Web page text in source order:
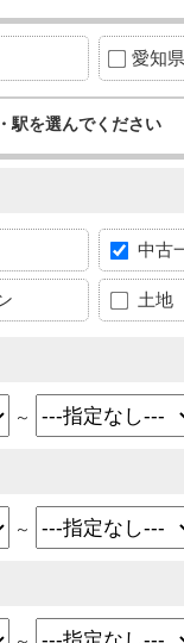
愛知県
駅を選んでください
中古
土地
～
～